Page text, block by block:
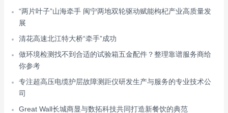
“两片叶子”山海牵手 闽宁两地双轮驱动赋能枸杞产业高质量发
展
清花高速北江特大桥“牵手”成功
做环境检测找不到合适的试验箱五金配件？整理靠谱服务商给
你参考
专注超高压电缆护层故障测距仪研发生产与服务的专业技术公
司
Great Wall长城商显与数拓科技共同打造新餐饮的典范